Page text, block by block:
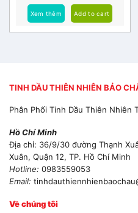
Xem thêm Add to cart
TINH DẦU THIÊN NHIÊN BẢO
Phân Phối Tinh Dầu Thiên Nhiên
Hồ Chí Minh
Địa chỉ: 36/9/30 đường Thạnh
Xuân, Quận 12, TP. Hồ Chí Minh
Hotline: 0983559053
Email:
Về chúng tôi